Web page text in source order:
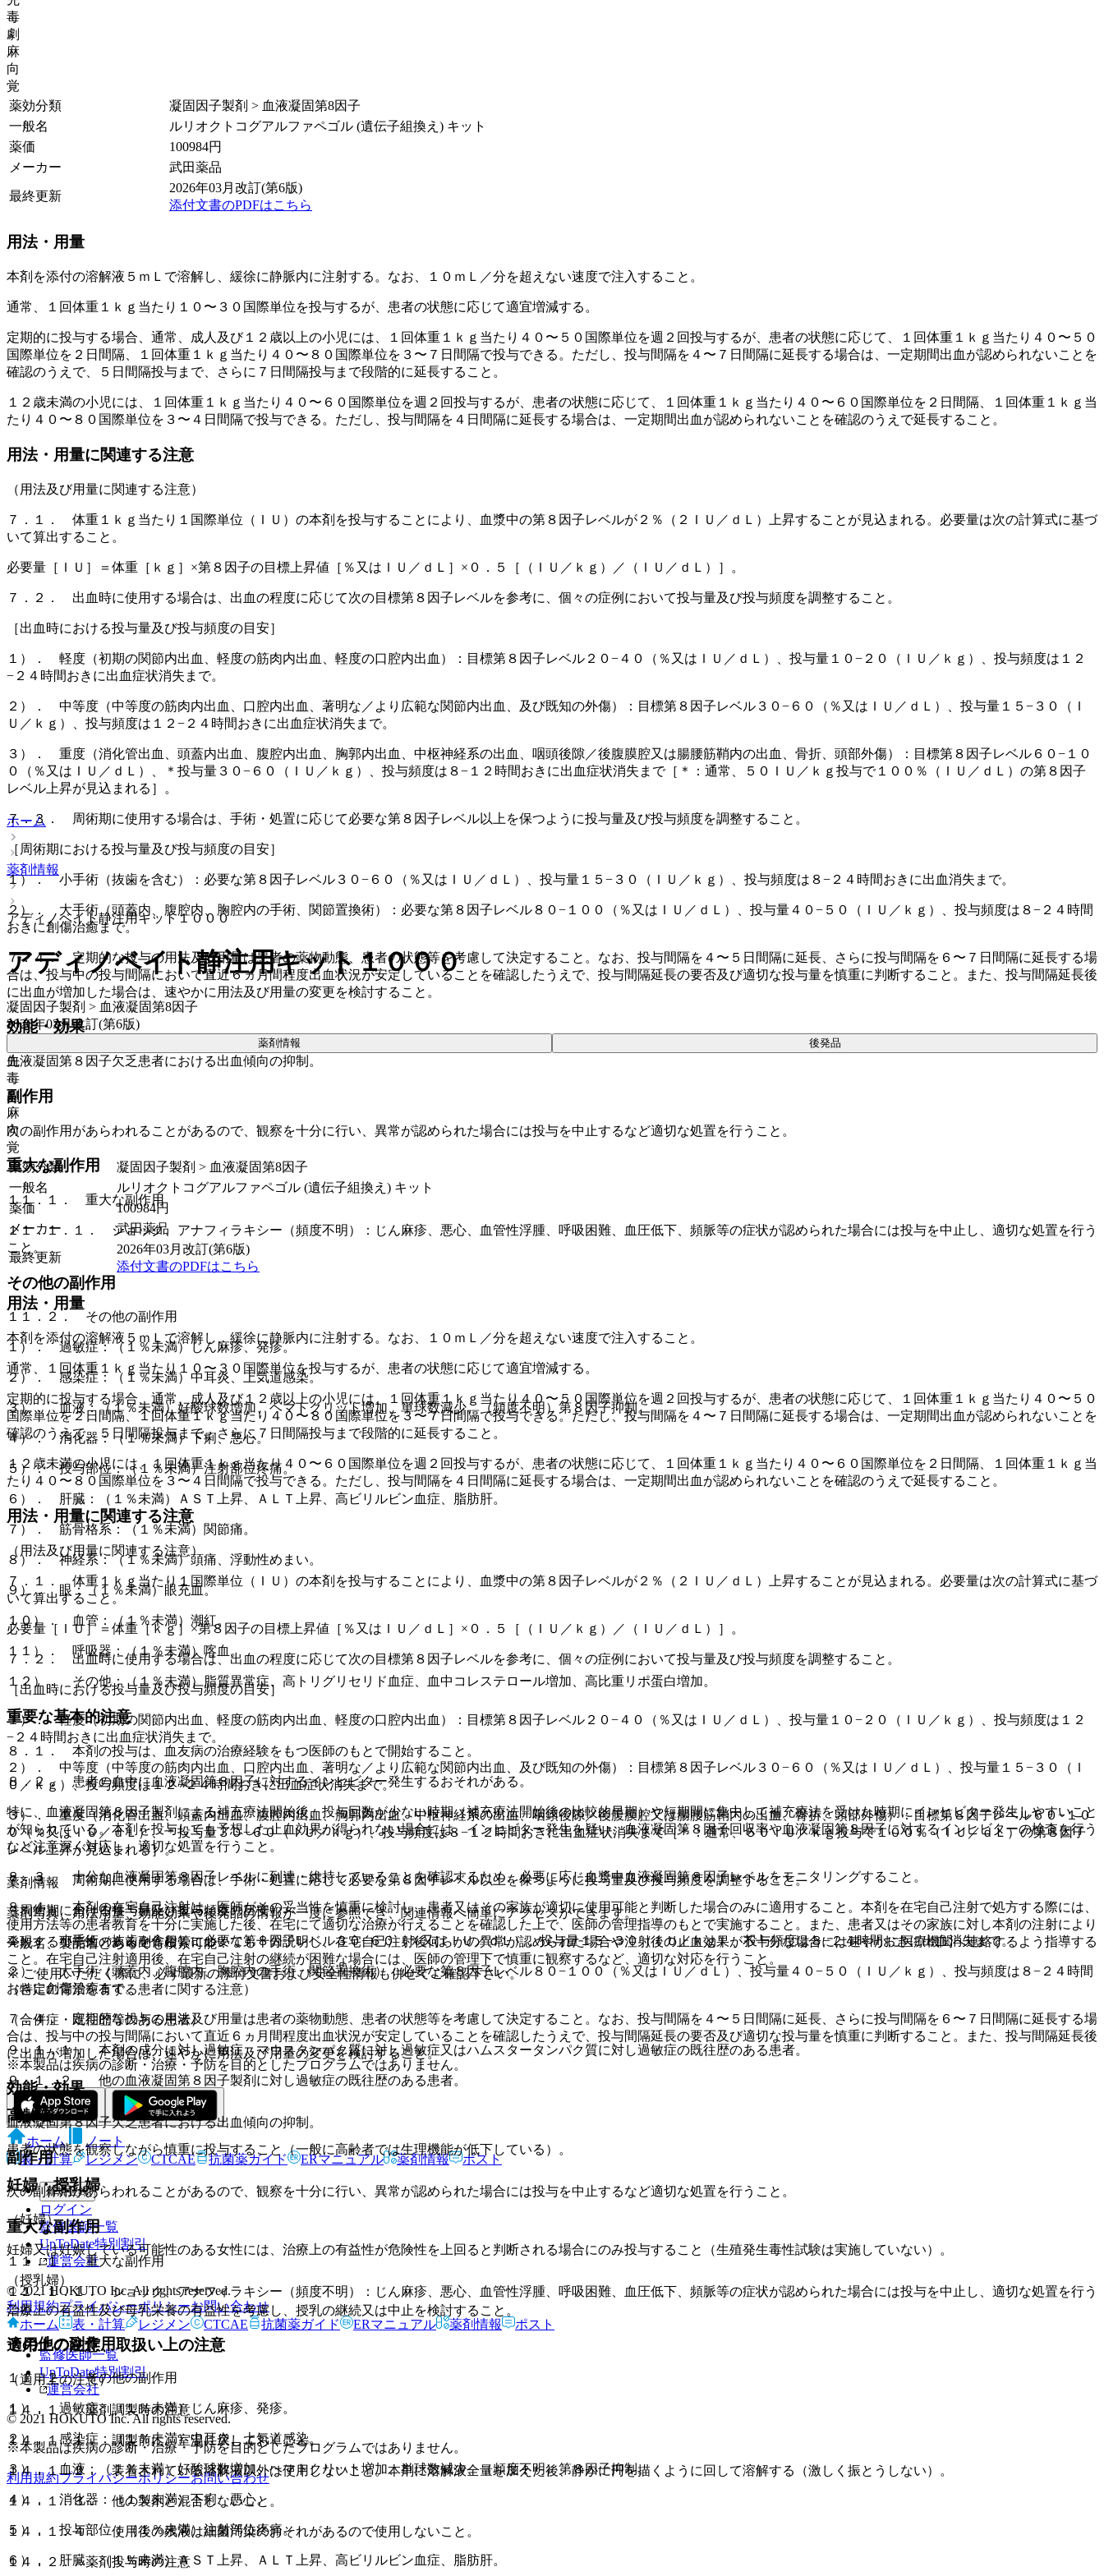
毒
劇
麻
向
覚
薬効分類
凝固因子製剤 > 血液凝固第8因子
一般名
ルリオクトコグアルファペゴル (遺伝子組換え) キット
薬価
100984円
メーカー
武田薬品
最終更新
2026年03月改訂(第6版)
添付文書のPDFはこちら
用法・用量
本剤を添付の溶解液５ｍＬで溶解し、緩徐に静脈内に注射する。なお、１０ｍＬ／分を超えない速度で注入すること。
通常、１回体重１ｋｇ当たり１０〜３０国際単位を投与するが、患者の状態に応じて適宜増減する。
定期的に投与する場合、通常、成人及び１２歳以上の小児には、１回体重１ｋｇ当たり４０〜５０国際単位を週２回投与するが、患者の状態に応じて、１回体重１ｋｇ当たり４０〜５０
国際単位を２日間隔、１回体重１ｋｇ当たり４０〜８０国際単位を３〜７日間隔で投与できる。ただし、投与間隔を４〜７日間隔に延長する場合は、一定期間出血が認められないことを
確認のうえで、５日間隔投与まで、さらに７日間隔投与まで段階的に延長すること。
１２歳未満の小児には、１回体重１ｋｇ当たり４０〜６０国際単位を週２回投与するが、患者の状態に応じて、１回体重１ｋｇ当たり４０〜６０国際単位を２日間隔、１回体重１ｋｇ当
たり４０〜８０国際単位を３〜４日間隔で投与できる。ただし、投与間隔を４日間隔に延長する場合は、一定期間出血が認められないことを確認のうえで延長すること。
用法・用量に関連する注意
（用法及び用量に関連する注意）
７．１． 体重１ｋｇ当たり１国際単位（ＩＵ）の本剤を投与することにより、血漿中の第８因子レベルが２％（２ＩＵ／ｄＬ）上昇することが見込まれる。必要量は次の計算式に基づ
いて算出すること。
必要量［ＩＵ］＝体重［ｋｇ］×第８因子の目標上昇値［％又はＩＵ／ｄＬ］×０．５［（ＩＵ／ｋｇ）／（ＩＵ／ｄＬ）］。
７．２． 出血時に使用する場合は、出血の程度に応じて次の目標第８因子レベルを参考に、個々の症例において投与量及び投与頻度を調整すること。
［出血時における投与量及び投与頻度の目安］
１）． 軽度（初期の関節内出血、軽度の筋肉内出血、軽度の口腔内出血）：目標第８因子レベル２０−４０（％又はＩＵ／ｄＬ）、投与量１０−２０（ＩＵ／ｋｇ）、投与頻度は１２
−２４時間おきに出血症状消失まで。
２）． 中等度（中等度の筋肉内出血、口腔内出血、著明な／より広範な関節内出血、及び既知の外傷）：目標第８因子レベル３０−６０（％又はＩＵ／ｄＬ）、投与量１５−３０（Ｉ
Ｕ／ｋｇ）、投与頻度は１２−２４時間おきに出血症状消失まで。
３）． 重度（消化管出血、頭蓋内出血、腹腔内出血、胸郭内出血、中枢神経系の出血、咽頭後隙／後腹膜腔又は腸腰筋鞘内の出血、骨折、頭部外傷）：目標第８因子レベル６０−１０
０（％又はＩＵ／ｄＬ）、＊投与量３０−６０（ＩＵ／ｋｇ）、投与頻度は８−１２時間おきに出血症状消失まで［＊：通常、５０ＩＵ／ｋｇ投与で１００％（ＩＵ／ｄＬ）の第８因子
レベル上昇が見込まれる］。
７．３． 周術期に使用する場合は、手術・処置に応じて必要な第８因子レベル以上を保つように投与量及び投与頻度を調整すること。
［周術期における投与量及び投与頻度の目安］
１）． 小手術（抜歯を含む）：必要な第８因子レベル３０−６０（％又はＩＵ／ｄＬ）、投与量１５−３０（ＩＵ／ｋｇ）、投与頻度は８−２４時間おきに出血消失まで。
２）． 大手術（頭蓋内、腹腔内、胸腔内の手術、関節置換術）：必要な第８因子レベル８０−１００（％又はＩＵ／ｄＬ）、投与量４０−５０（ＩＵ／ｋｇ）、投与頻度は８−２４時間
おきに創傷治癒まで。
７．４． 定期的な投与の用法及び用量は患者の薬物動態、患者の状態等を考慮して決定すること。なお、投与間隔を４〜５日間隔に延長、さらに投与間隔を６〜７日間隔に延長する場
合は、投与中の投与間隔において直近６ヵ月間程度出血状況が安定していることを確認したうえで、投与間隔延長の要否及び適切な投与量を慎重に判断すること。また、投与間隔延長後
に出血が増加した場合は、速やかに用法及び用量の変更を検討すること。
効能・効果
血液凝固第８因子欠乏患者における出血傾向の抑制。
副作用
次の副作用があらわれることがあるので、観察を十分に行い、異常が認められた場合には投与を中止するなど適切な処置を行うこと。
重大な副作用
１１．１． 重大な副作用
１１．１．１． ショック、アナフィラキシー（頻度不明）：じん麻疹、悪心、血管性浮腫、呼吸困難、血圧低下、頻脈等の症状が認められた場合には投与を中止し、適切な処置を行う
こと。
その他の副作用
１１．２． その他の副作用
１）． 過敏症：（１％未満）じん麻疹、発疹。
２）． 感染症：（１％未満）中耳炎、上気道感染。
３）． 血液：（１％未満）好酸球数増加、ヘマトクリット増加、単球数減少、（頻度不明）第８因子抑制。
４）． 消化器：（１％未満）下痢、悪心。
５）． 投与部位：（１％未満）注射部位疼痛。
６）． 肝臓：（１％未満）ＡＳＴ上昇、ＡＬＴ上昇、高ビリルビン血症、脂肪肝。
７）． 筋骨格系：（１％未満）関節痛。
８）． 神経系：（１％未満）頭痛、浮動性めまい。
９）． 眼：（１％未満）眼充血。
１０）． 血管：（１％未満）潮紅。
１１）． 呼吸器：（１％未満）喀血。
１２）． その他：（１％未満）脂質異常症、高トリグリセリド血症、血中コレステロール増加、高比重リポ蛋白増加。
重要な基本的注意
８．１． 本剤の投与は、血友病の治療経験をもつ医師のもとで開始すること。
８．２． 患者の血中に血液凝固第８因子に対するインヒビター発生するおそれがある。
特に、血液凝固第８因子製剤による補充療法開始後、投与回数が少ない時期（補充療法開始後の比較的早期）や短期間に集中して補充療法を受けた時期にインヒビター発生しやすいこと
が知られている。本剤を投与しても予想した止血効果が得られない場合には、インヒビター発生を疑い、血液凝固第８因子回収率や血液凝固第８因子に対するインヒビターの検査を行う
など注意深く対応し、適切な処置を行うこと。
８．３． 十分な血液凝固第８因子レベルに到達・維持していることを確認するため、必要に応じ血漿中血液凝固第８因子レベルをモニタリングすること。
８．４． 本剤の在宅自己注射は、医師がその妥当性を慎重に検討し、患者又はその家族が適切に使用可能と判断した場合のみに適用すること。本剤を在宅自己注射で処方する際には、
使用方法等の患者教育を十分に実施した後、在宅にて適切な治療が行えることを確認した上で、医師の管理指導のもとで実施すること。また、患者又はその家族に対し本剤の注射により
発現する可能性のある副作用等についても十分説明し、在宅自己注射後何らかの異常が認められた場合や注射後の止血効果が不十分な場合には速やかに医療機関へ連絡するよう指導する
こと。在宅自己注射適用後、在宅自己注射の継続が困難な場合には、医師の管理下で慎重に観察するなど、適切な対応を行うこと。
（特定の背景を有する患者に関する注意）
（合併症・既往歴等のある患者）
９．１．１． 本剤の成分に対し過敏症、マウスタンパク質に対し過敏症又はハムスタータンパク質に対し過敏症の既往歴のある患者。
９．１．２． 他の血液凝固第８因子製剤に対し過敏症の既往歴のある患者。
高齢者
患者の状態を観察しながら慎重に投与すること（一般に高齢者では生理機能が低下している）。
妊婦・授乳婦
（妊婦）
妊婦又は妊娠している可能性のある女性には、治療上の有益性が危険性を上回ると判断される場合にのみ投与すること（生殖発生毒性試験は実施していない）。
（授乳婦）
治療上の有益性及び母乳栄養の有益性を考慮し、授乳の継続又は中止を検討すること。
適用上の注意、取扱い上の注意
（適用上の注意）
１４．１． 薬剤調製時の注意
１４．１．１． 調製前に、室温に戻しておくこと。
１４．１．２． 装着されている溶解液以外は使用しないこと。本剤に溶解液全量を加えた後、静かに円を描くように回して溶解する（激しく振とうしない）。
１４．１．３． 他の製剤と混合しないこと。
１４．１．４． 使用後の残液は細菌汚染のおそれがあるので使用しないこと。
１４．２． 薬剤投与時の注意
ホーム
薬剤情報
アディノベイト静注用キット１０００
アディノベイト静注用キット１０００
凝固因子製剤 > 血液凝固第8因子
2026年03月改訂(第6版)
薬剤情報 後発品
先
毒
劇
麻
向
覚
薬効分類
凝固因子製剤 > 血液凝固第8因子
一般名
ルリオクトコグアルファペゴル (遺伝子組換え) キット
薬価
100984円
メーカー
武田薬品
最終更新
2026年03月改訂(第6版)
添付文書のPDFはこちら
用法・用量
本剤を添付の溶解液５ｍＬで溶解し、緩徐に静脈内に注射する。なお、１０ｍＬ／分を超えない速度で注入すること。
通常、１回体重１ｋｇ当たり１０〜３０国際単位を投与するが、患者の状態に応じて適宜増減する。
定期的に投与する場合、通常、成人及び１２歳以上の小児には、１回体重１ｋｇ当たり４０〜５０国際単位を週２回投与するが、患者の状態に応じて、１回体重１ｋｇ当たり４０〜５０
国際単位を２日間隔、１回体重１ｋｇ当たり４０〜８０国際単位を３〜７日間隔で投与できる。ただし、投与間隔を４〜７日間隔に延長する場合は、一定期間出血が認められないことを
確認のうえで、５日間隔投与まで、さらに７日間隔投与まで段階的に延長すること。
１２歳未満の小児には、１回体重１ｋｇ当たり４０〜６０国際単位を週２回投与するが、患者の状態に応じて、１回体重１ｋｇ当たり４０〜６０国際単位を２日間隔、１回体重１ｋｇ当
たり４０〜８０国際単位を３〜４日間隔で投与できる。ただし、投与間隔を４日間隔に延長する場合は、一定期間出血が認められないことを確認のうえで延長すること。
用法・用量に関連する注意
（用法及び用量に関連する注意）
７．１． 体重１ｋｇ当たり１国際単位（ＩＵ）の本剤を投与することにより、血漿中の第８因子レベルが２％（２ＩＵ／ｄＬ）上昇することが見込まれる。必要量は次の計算式に基づ
いて算出すること。
必要量［ＩＵ］＝体重［ｋｇ］×第８因子の目標上昇値［％又はＩＵ／ｄＬ］×０．５［（ＩＵ／ｋｇ）／（ＩＵ／ｄＬ）］。
７．２． 出血時に使用する場合は、出血の程度に応じて次の目標第８因子レベルを参考に、個々の症例において投与量及び投与頻度を調整すること。
［出血時における投与量及び投与頻度の目安］
１）． 軽度（初期の関節内出血、軽度の筋肉内出血、軽度の口腔内出血）：目標第８因子レベル２０−４０（％又はＩＵ／ｄＬ）、投与量１０−２０（ＩＵ／ｋｇ）、投与頻度は１２
−２４時間おきに出血症状消失まで。
２）． 中等度（中等度の筋肉内出血、口腔内出血、著明な／より広範な関節内出血、及び既知の外傷）：目標第８因子レベル３０−６０（％又はＩＵ／ｄＬ）、投与量１５−３０（Ｉ
Ｕ／ｋｇ）、投与頻度は１２−２４時間おきに出血症状消失まで。
３）． 重度（消化管出血、頭蓋内出血、腹腔内出血、胸郭内出血、中枢神経系の出血、咽頭後隙／後腹膜腔又は腸腰筋鞘内の出血、骨折、頭部外傷）：目標第８因子レベル６０−１０
０（％又はＩＵ／ｄＬ）、＊投与量３０−６０（ＩＵ／ｋｇ）、投与頻度は８−１２時間おきに出血症状消失まで［＊：通常、５０ＩＵ／ｋｇ投与で１００％（ＩＵ／ｄＬ）の第８因子
レベル上昇が見込まれる］。
７．３． 周術期に使用する場合は、手術・処置に応じて必要な第８因子レベル以上を保つように投与量及び投与頻度を調整すること。
［周術期における投与量及び投与頻度の目安］
１）． 小手術（抜歯を含む）：必要な第８因子レベル３０−６０（％又はＩＵ／ｄＬ）、投与量１５−３０（ＩＵ／ｋｇ）、投与頻度は８−２４時間おきに出血消失まで。
２）． 大手術（頭蓋内、腹腔内、胸腔内の手術、関節置換術）：必要な第８因子レベル８０−１００（％又はＩＵ／ｄＬ）、投与量４０−５０（ＩＵ／ｋｇ）、投与頻度は８−２４時間
おきに創傷治癒まで。
７．４． 定期的な投与の用法及び用量は患者の薬物動態、患者の状態等を考慮して決定すること。なお、投与間隔を４〜５日間隔に延長、さらに投与間隔を６〜７日間隔に延長する場
合は、投与中の投与間隔において直近６ヵ月間程度出血状況が安定していることを確認したうえで、投与間隔延長の要否及び適切な投与量を慎重に判断すること。また、投与間隔延長後
に出血が増加した場合は、速やかに用法及び用量の変更を検討すること。
効能・効果
血液凝固第８因子欠乏患者における出血傾向の抑制。
副作用
次の副作用があらわれることがあるので、観察を十分に行い、異常が認められた場合には投与を中止するなど適切な処置を行うこと。
重大な副作用
１１．１． 重大な副作用
１１．１．１． ショック、アナフィラキシー（頻度不明）：じん麻疹、悪心、血管性浮腫、呼吸困難、血圧低下、頻脈等の症状が認められた場合には投与を中止し、適切な処置を行う
こと。
その他の副作用
１１．２． その他の副作用
１）． 過敏症：（１％未満）じん麻疹、発疹。
２）． 感染症：（１％未満）中耳炎、上気道感染。
３）． 血液：（１％未満）好酸球数増加、ヘマトクリット増加、単球数減少、（頻度不明）第８因子抑制。
４）． 消化器：（１％未満）下痢、悪心。
５）． 投与部位：（１％未満）注射部位疼痛。
６）． 肝臓：（１％未満）ＡＳＴ上昇、ＡＬＴ上昇、高ビリルビン血症、脂肪肝。
薬剤情報
薬剤写真、用法用量、効能効果や後発品の情報が一度に参照でき、関連情報へ簡単にアクセスができます。
一般名、製品名どちらでも検索可能！
※ ご使用いただく際に、必ず最新の添付文書および安全性情報も併せてご確認下さい。
※本製品は疾病の診断・治療・予防を目的としたプログラムではありません。
ホーム
ノート
表・計算
レジメン CTCAE 抗菌薬ガイド ERマニュアル 薬剤情報 ポスト
新規登録
ログイン
監修医師一覧
UpToDate特別割引
運営会社
© 2021 HOKUTO Inc. All rights reserved.
利用規約プライバシーポリシーお問い合わせ
ホーム
表・計算 レジメン CTCAE 抗菌薬ガイド ERマニュアル 薬剤情報 ポスト
監修医師一覧
UpToDate特別割引
運営会社
© 2021 HOKUTO Inc. All rights reserved.
※本製品は疾病の診断・治療・予防を目的としたプログラムではありません。
利用規約プライバシーポリシーお問い合わせ